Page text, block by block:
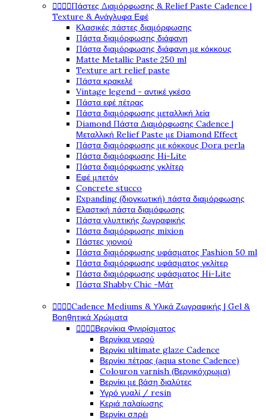
Πάστες Διαμόρφωσης & Relief Paste Cadence |
Texture & Ανάγλυφα Εφέ
Κλασικές πάστες διαμόρφωσης
Πάστα διαμόρφωσης διάφανη
Πάστα διαμόρφωσης διάφανη με κόκκους
Matte Metallic Paste 250 ml
Texture art relief paste
Πάστα κρακελέ
Vintage legend - αντικέ γκέσο
Πάστα εφέ πέτρας
Πάστα διαμόρφωσης μεταλλική λεία
Diamond Πάστα Διαμόρφωσης Cadence |
Μεταλλική Relief Paste με Diamond Effect
Πάστα διαμόρφωσης με κόκκους Dora perla
Πάστα διαμόρφωσης Hi-Lite
Πάστα διαμόρφωσης γκλίτερ
Εφέ μπετόν
Concrete stucco
Expanding (διογκωτική) πάστα διαμόρφωσης
Ελαστική πάστα διαμόφωσης
Πάστα γλυπτικής ζωγραφικής
Πάστα διαμόρφωσης mixion
Πάστες χιονιού
Πάστα διαμόρφωσης υφάσματος Fashion 50 ml
Πάστα διαμόρφωσης υφάσματος γκλίτερ
Πάστα διαμόρφωσης υφάσματος Hi-Lite
Πάστα Shabby Chic -Μάτ
Cadence Mediums & Υλικά Ζωγραφικής | Gel &
Βοηθητικά Χρώματα
Βερνίκια Φινιρίσματος
Βερνίκια νερού
Βερνίκι ultimate glaze Cadence
Βερνίκι πέτρας (aqua stone Cadence)
Colouron varnish (Βερνικόχρωμα)
Βερνίκι με βάση διαλύτες
Υγρό γυαλί / resin
Κεριά παλαίωσης
Βερνίκι σπρέι